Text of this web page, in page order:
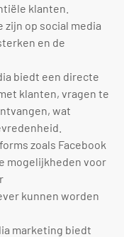
klanten.
zijn op social media
en de
biedt een directe
klanten, vragen te
wat
zoals Facebook
mogelijkheden voor
kunnen worden
marketing biedt